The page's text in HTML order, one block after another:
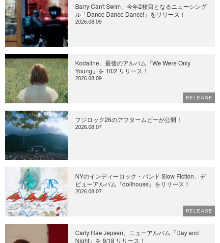
Barry Can't Swim、今年2枚目となるニューシング
ル「Dance Dance Dance!」をリリース！
2026.08.09
Kodaline、最後のアルバム『We Were Only
Young』を 10/2 リリース！
2026.08.09
RELEASE
フジロック26のアフタームビーが公開！
2026.08.07
NYのインディーロック・バンド Slow Fiction、デ
ビューアルバム『dollhouse』をリリース！
2026.08.07
RELEASE
Carly Rae Jepsen、ニューアルバム『Day and
Night』を 9/18 リリース！